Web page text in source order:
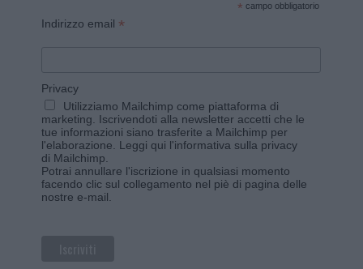
* campo obbligatorio
Indirizzo email *
Privacy
Utilizziamo Mailchimp come piattaforma di
marketing. Iscrivendoti alla newsletter accetti che le
tue informazioni siano trasferite a Mailchimp per
l'elaborazione. Leggi qui l'informativa sulla privacy
di Mailchimp
Potrai annullare l'iscrizione in qualsiasi momento
facendo clic sul collegamento nel piè di pagina delle
nostre e-mail.